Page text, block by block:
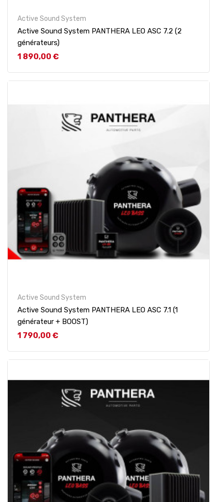
Active Sound System
Active Sound System PANTHERA LEO ASC 7.2 (2
générateurs)
Prix
1 890,00 €
Active Sound System
Active Sound System PANTHERA LEO ASC 7.1 (1
générateur + BOOST)
Prix
1 790,00 €